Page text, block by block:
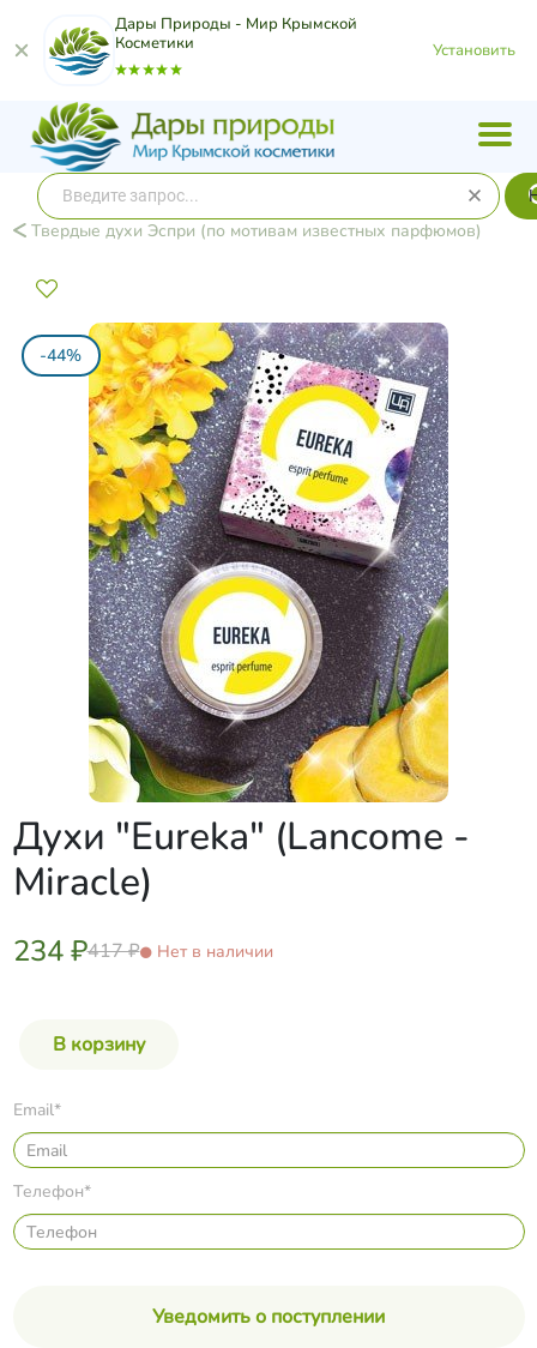
Дары Природы - Мир Крымской
Косметики
Установить
Твердые духи Эспри (по мотивам известных парфюмов)
-44%
Духи "Eureka" (Lancome -
Miracle)
234 ₽417 ₽ Нет в наличии
Email*
Телефон*
Уведомить о поступлении